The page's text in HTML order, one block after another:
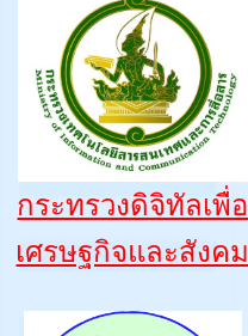
กระทรวงดิจิทัลเพื่อ
เศรษฐกิจและสังคม